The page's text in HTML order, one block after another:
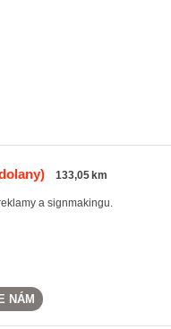
133,05 km
a signmakingu.
NÁM